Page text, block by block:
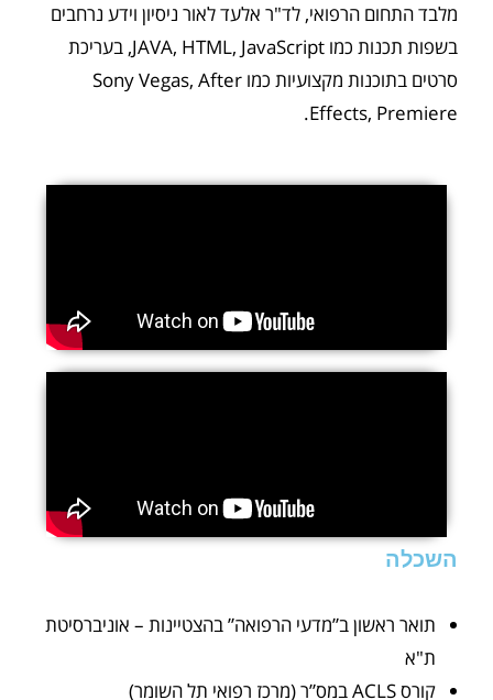
מלבד התחום הרפואי, לד"ר אלעד לאור ניסיון וידע נרחבים
בשפות תכנות כמו JAVA, HTML, JavaScript, בעריכת
סרטים בתוכנות מקצועיות כמו Sony Vegas, After
Effects, Premiere.
השכלה
תואר ראשון ב”מדעי הרפואה” בהצטיינות – אוניברסיטת
ת"א
קורס ACLS במס”ר (מרכז רפואי תל השומר)